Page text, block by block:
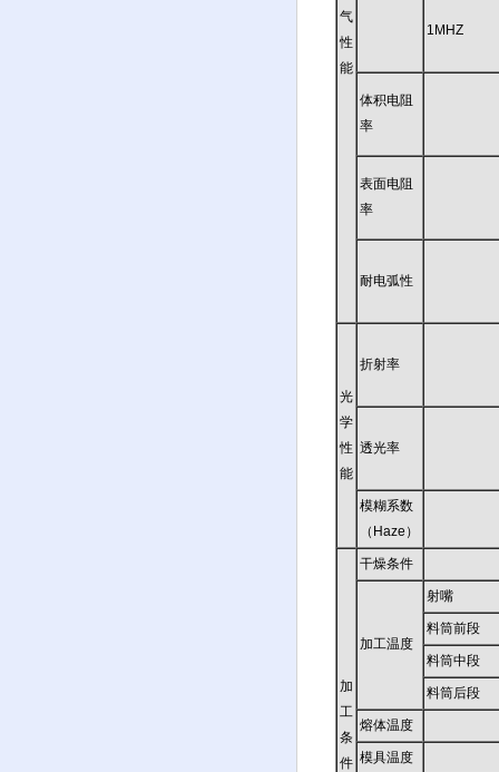
气
性
能
1MHZ
体积电阻
率
表面电阻
率
耐电弧性
光
学
性
能
折射率
透光率
模糊系数
（Haze）
加
工
条
件
干燥条件
加工温度
射嘴
料筒前段
料筒中段
料筒后段
熔体温度
模具温度